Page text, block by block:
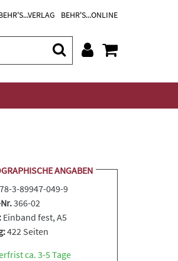
BEHR'S...ONLINE
ANGABEN
3-89947-049-9
366-02
Einband fest, A5
422 Seiten
ca. 3-5 Tage